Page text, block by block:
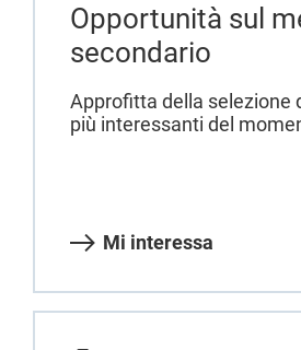
Opportunità sul
secondario
Approfitta della selezione
più interessanti del
Mi interessa